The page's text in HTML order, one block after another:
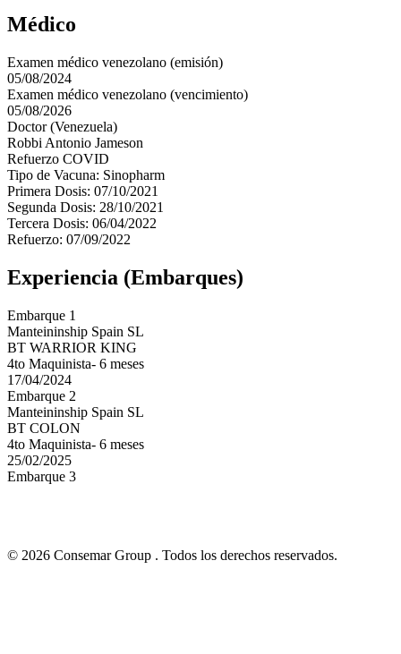
Médico
Examen médico venezolano (emisión)
05/08/2024
Examen médico venezolano (vencimiento)
05/08/2026
Doctor (Venezuela)
Robbi Antonio Jameson
Refuerzo COVID
Tipo de Vacuna: Sinopharm
Primera Dosis: 07/10/2021
Segunda Dosis: 28/10/2021
Tercera Dosis: 06/04/2022
Refuerzo: 07/09/2022
Experiencia (Embarques)
Embarque 1
Manteininship Spain SL
BT WARRIOR KING
4to Maquinista- 6 meses
17/04/2024
Embarque 2
Manteininship Spain SL
BT COLON
4to Maquinista- 6 meses
25/02/2025
Embarque 3
© 2026 Consemar Group . Todos los derechos reservados.